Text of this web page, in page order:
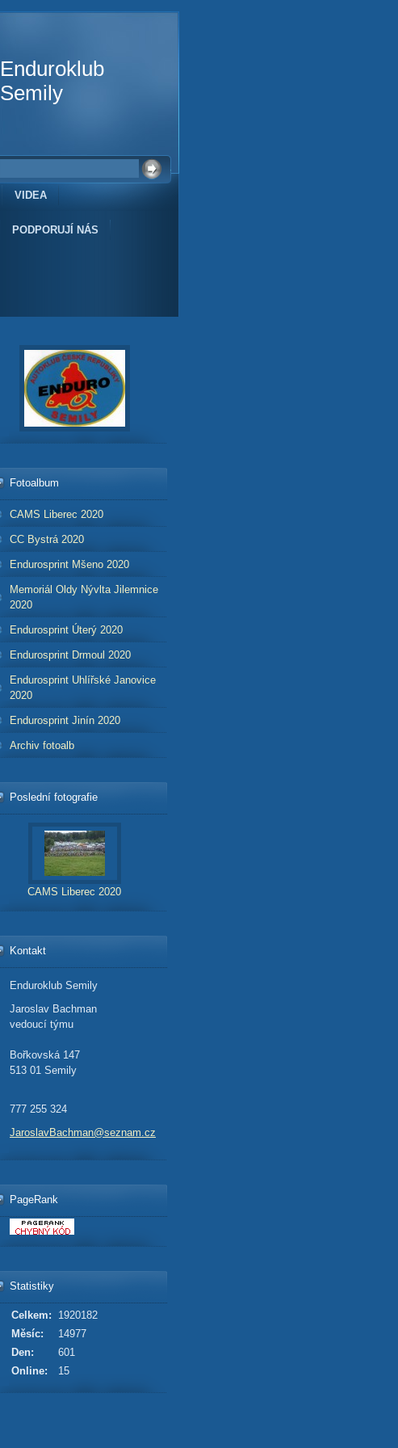
Enduroklub
Semily
VIDEA
PODPORUJÍ NÁS
Fotoalbum
CAMS Liberec 2020
CC Bystrá 2020
Endurosprint Mšeno 2020
Memoriál Oldy Nývlta Jilemnice
2020
Endurosprint Úterý 2020
Endurosprint Drmoul 2020
Endurosprint Uhlířské Janovice
2020
Endurosprint Jinín 2020
Archiv fotoalb
Poslední fotografie
CAMS Liberec 2020
Kontakt
Enduroklub Semily
Jaroslav Bachman
vedoucí týmu
Bořkovská 147
513 01 Semily
777 255 324
JaroslavBachman@seznam.cz
PageRank
Statistiky
Online: 15
Celkem:
1920182
Měsíc:
14977
Den:
601